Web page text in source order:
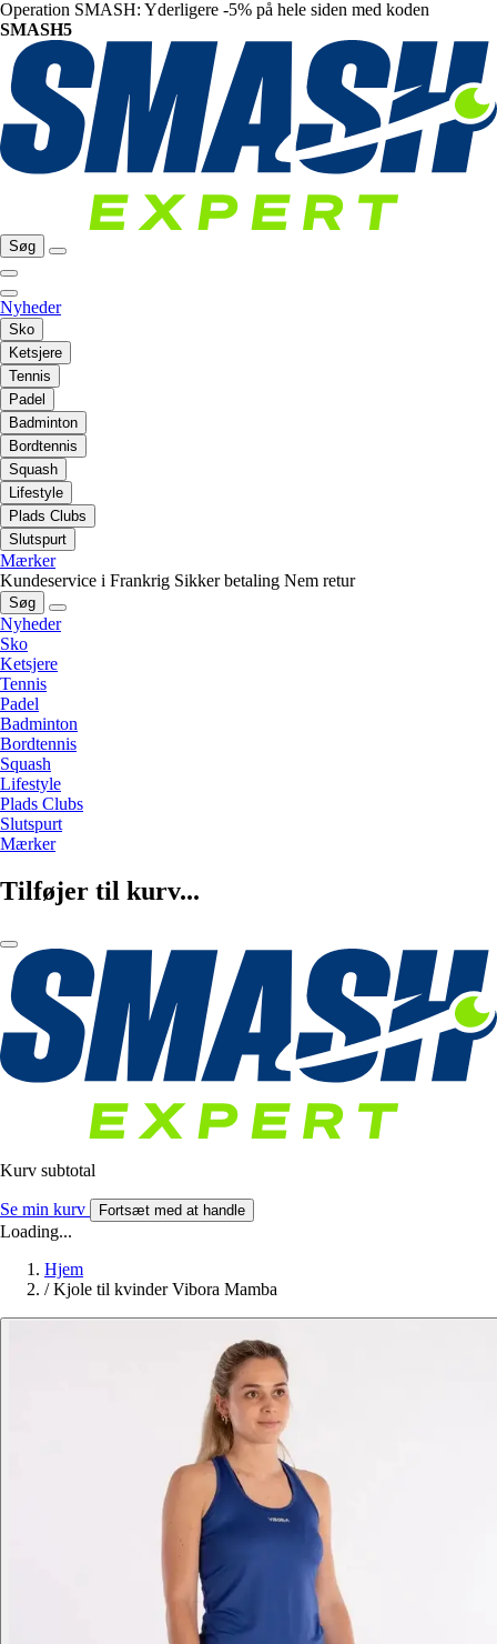
Operation SMASH: Yderligere -5% på hele siden med koden
SMASH5
Søg
Nyheder
Sko
Ketsjere
Tennis
Padel
Badminton
Bordtennis
Squash
Lifestyle
Plads Clubs
Slutspurt
Mærker
Kundeservice i Frankrig Sikker betaling Nem retur
Søg
Nyheder
Sko
Ketsjere
Tennis
Padel
Badminton
Bordtennis
Squash
Lifestyle
Plads Clubs
Slutspurt
Mærker
Tilføjer til kurv...
Kurv subtotal
Se min kurv Fortsæt med at handle
Loading...
Hjem
/ Kjole til kvinder Vibora Mamba